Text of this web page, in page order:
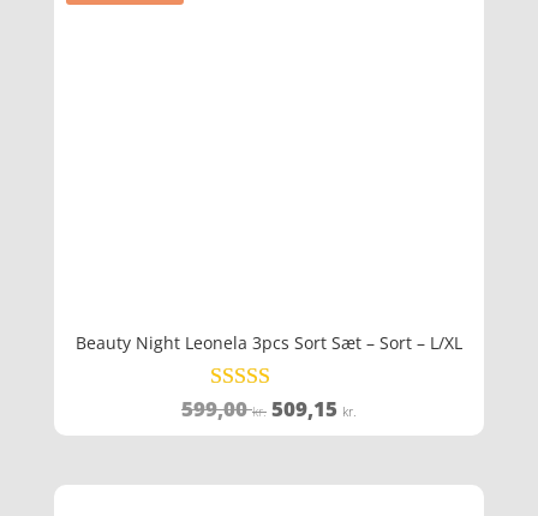
Beauty Night Leonela 3pcs Sort Sæt – Sort – L/XL
Vurderet
3.9
599,00kr. Den
oprindelige
509,15 kr.
aktuelle